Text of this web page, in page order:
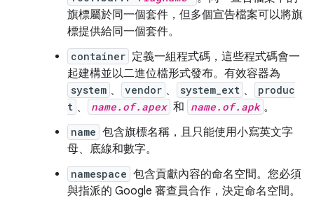
旗標屬於同一個套件，但多個宣告檔案可以將旗
標提供給同一個套件。
container 定義一組程式碼，這些程式碼會一
起建構並以二進位檔形式發布。有效容器為
system 、 vendor 、 system_ext 、
produc
t 、 name.of.apex 和 name.of.apk 。
name 包含旗標名稱，且只能使用小寫英文字
母、底線和數字。
namespace 包含貢獻內容的命名空間。您必須
與指派的 Google 審查員合作，決定命名空間。